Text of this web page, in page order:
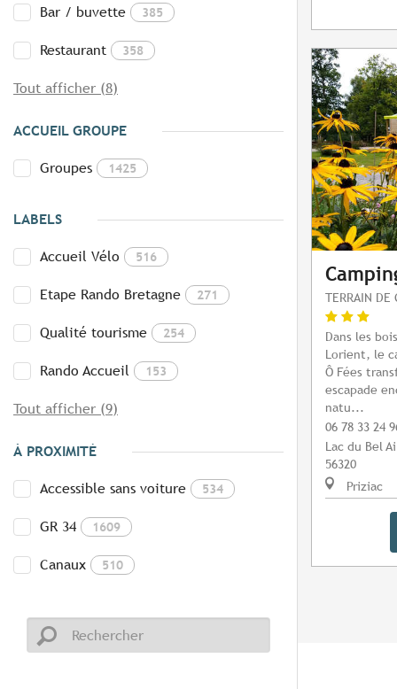
Bar / buvette 385
Restaurant 358
Tout afficher (8)
ACCUEIL GROUPE
Groupes 1425
LABELS
Accueil Vélo 516
Etape Rando Bretagne 271
Qualité tourisme 254
Rando Accueil 153
Tout afficher (9)
À PROXIMITÉ
Accessible sans voiture 534
GR 34 1609
Canaux 510
TERRAIN DE
Dans les
Lorient, le
Ô Fées
escapade
natu...
06 78 33 24
Lac du Bel
56320
Priziac